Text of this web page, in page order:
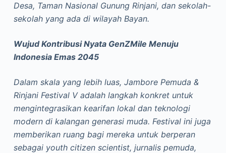
Desa, Taman Nasional Gunung Rinjani, dan sekolah-
sekolah yang ada di wilayah Bayan.
Wujud Kontribusi Nyata GenZMile Menuju
Indonesia Emas 2045
Dalam skala yang lebih luas, Jambore Pemuda &
Rinjani Festival V adalah langkah konkret untuk
mengintegrasikan kearifan lokal dan teknologi
modern di kalangan generasi muda. Festival ini juga
memberikan ruang bagi mereka untuk berperan
sebagai youth citizen scientist, jurnalis pemuda,